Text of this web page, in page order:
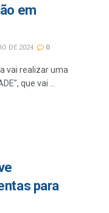
em
DE 2024 0
vai realizar uma
que vai ...
para